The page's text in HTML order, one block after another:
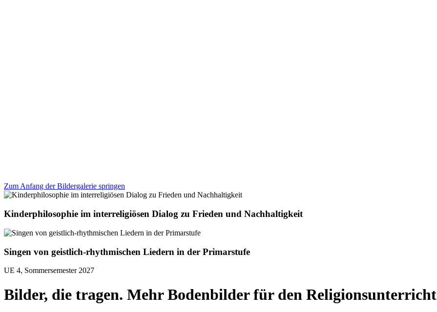
Zum Anfang der Bildergalerie springen
Kinderphilosophie im interreligiösen Dialog zu Frieden und Nachhaltigkeit
Singen von geistlich-rhythmischen Liedern in der Primarstufe
UE 4, Sommersemester 2027
Bilder, die tragen. Mehr Bodenbilder für den Religionsunterricht